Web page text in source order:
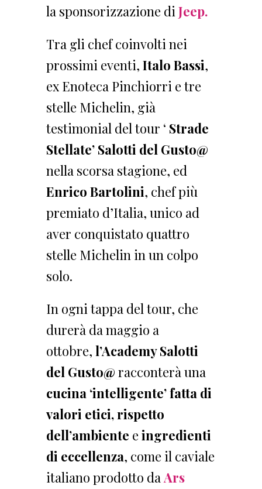
la sponsorizzazione diJeep.
Tra gli chef coinvolti nei
prossimi eventi, Italo Bassi,
ex Enoteca Pinchiorri e tre
stelle Michelin, già
testimonial del tour ‘ Strade
Stellate’ Salotti del Gusto@
nella scorsa stagione, ed
Enrico Bartolini, chef più
premiato d’Italia, unico ad
aver conquistato quattro
stelle Michelin in un colpo
solo.
In ogni tappa del tour, che
durerà da maggio a
ottobre, l’Academy Salotti
del Gusto@ racconterà una
cucina ‘intelligente’ fatta di
valori etici, rispetto
dell’ambiente e ingredienti
di eccellenza, come il caviale
italiano prodotto daArs